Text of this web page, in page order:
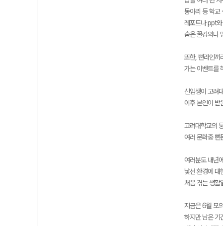
동아리 등 학교
레포트나 ppt
숨은 꿀강의나
또한, 뻔라인끼
가는 이벤트를
신입생이 고려
이후 본인이 받
고려대학교의
여러 문화중 뻔
여러분도 내년
낯선 환경에 대
처음 겪는 생활
지금은 6월 모
하지만 남은 기